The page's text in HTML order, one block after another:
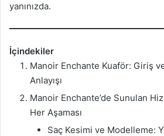
yanınızda.
İçindekiler
Manoir Enchante Kuaför: Giriş
Anlayışı
Manoir Enchante’de Sunulan
Her Aşaması
Saç Kesimi ve Modelleme: